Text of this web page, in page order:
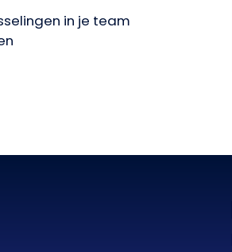
in je team